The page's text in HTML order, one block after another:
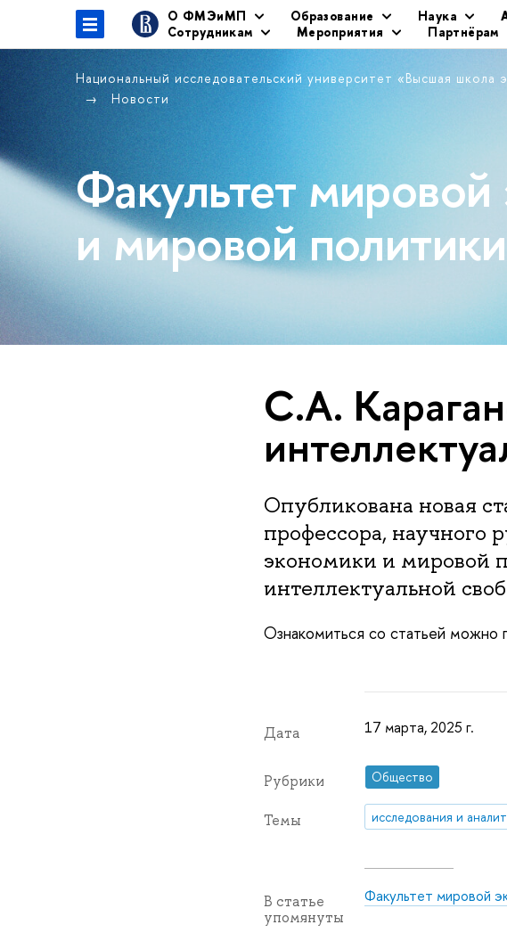
О ФМЭиМП Образование Наука
Сотрудникам
Мероприятия Партнёрам
Национальный исследовательский университет «Высшая школа
Новости
Факультет
и мировой политики
С.А.
Опубликована новая
профессора, научного
экономики и мировой
интеллектуальной
Ознакомиться со статьей можно
Дата 17 марта, 2025 г.
Рубрики Общество
Темы исследования и
В статье
упомянуты
Факультет мировой